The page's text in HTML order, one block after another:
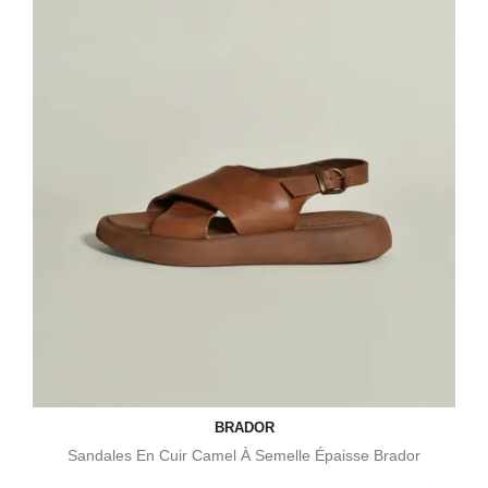
BRADOR
Sandales En Cuir Camel À Semelle Épaisse Brador